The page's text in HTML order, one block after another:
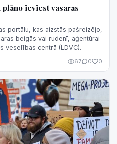
ieviest vasaras
portālu, kas aizstās pašreizējo,
beigās vai rudenī, aģentūrai
veselības centrā (LDVC).
67 0 0